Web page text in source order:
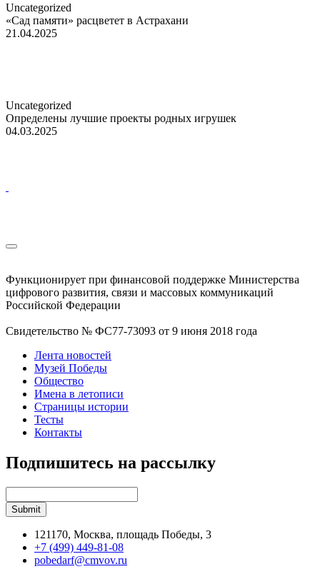
Uncategorized
«Сад памяти» расцветет в Астрахани
21.04.2025
Uncategorized
Определены лучшие проекты родных игрушек
04.03.2025
Функционирует при финансовой поддержке Министерства
цифрового развития, связи и массовых коммуникаций
Российской Федерации
Свидетельство № ФС77-73093 от 9 июня 2018 года
Лента новостей
Музей Победы
Общество
Имена в летописи
Страницы истории
Тесты
Контакты
Подпишитесь на рассылку
121170, Москва, площадь Победы, 3
+7 (499) 449-81-08
pobedarf@cmvov.ru